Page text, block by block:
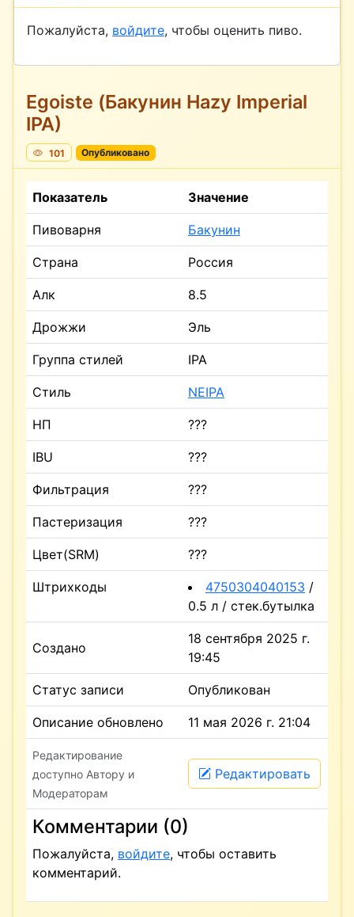
Пожалуйста, войдите, чтобы оценить пиво.
Egoiste (Бакунин Hazy Imperial
IPA)
101 Опубликовано
Показатель Значение
Пивоварня Бакунин
Страна Россия
Алк 8.5
Дрожжи Эль
Группа стилей IPA
Стиль NEIPA
НП ???
IBU ???
Фильтрация ???
Пастеризация ???
Цвет(SRM) ???
Штрихкоды 4750304040153 /
0.5 л / стек.бутылка
Создано
18 сентября 2025 г.
19:45
Статус записи Опубликован
Описание обновлено 11 мая 2026 г. 21:04
Редактирование
доступно Автору и
Модераторам
Редактировать
Комментарии (0)
Пожалуйста, войдите, чтобы оставить
комментарий.